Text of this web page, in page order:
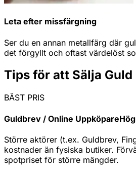
Leta efter missfärgning
Ser du en annan metallfärg där
det förgyllt och oftast värdelöst
Tips för att Sälja Guld
BÄST PRIS
Guldbrev / Online Uppköpare
Större aktörer (t.ex. Guldbrev,
kostnader än fysiska butiker.
spotpriset för större mängder.